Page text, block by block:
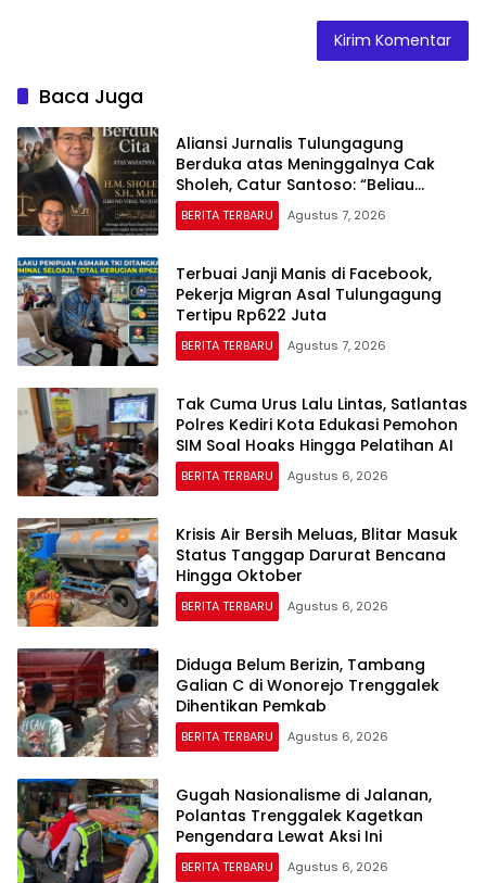
Baca Juga
Aliansi Jurnalis Tulungagung
Berduka atas Meninggalnya Cak
Sholeh, Catur Santoso: “Beliau
Pejuang Keadilan yang Vokal”
BERITA TERBARU Agustus 7, 2026
Terbuai Janji Manis di Facebook,
Pekerja Migran Asal Tulungagung
Tertipu Rp622 Juta
BERITA TERBARU Agustus 7, 2026
Tak Cuma Urus Lalu Lintas, Satlantas
Polres Kediri Kota Edukasi Pemohon
SIM Soal Hoaks Hingga Pelatihan AI
BERITA TERBARU Agustus 6, 2026
Krisis Air Bersih Meluas, Blitar Masuk
Status Tanggap Darurat Bencana
Hingga Oktober
BERITA TERBARU Agustus 6, 2026
Diduga Belum Berizin, Tambang
Galian C di Wonorejo Trenggalek
Dihentikan Pemkab
BERITA TERBARU Agustus 6, 2026
Gugah Nasionalisme di Jalanan,
Polantas Trenggalek Kagetkan
Pengendara Lewat Aksi Ini
BERITA TERBARU Agustus 6, 2026